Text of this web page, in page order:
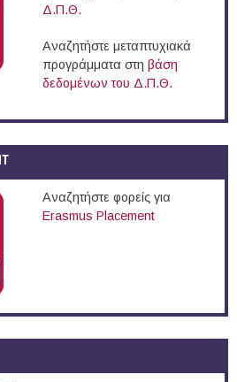
Δ.Π.Θ.
Αναζητήστε μεταπτυχιακά
προγράμματα στη βάση
δεδομένων του Δ.Π.Θ.
Αναζητήστε φορείς για
Erasmus Placement